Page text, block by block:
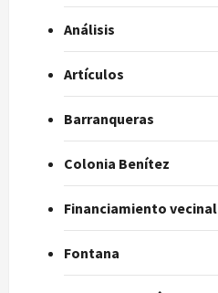
Análisis
Artículos
Barranqueras
Colonia Benítez
Financiamiento vecinal
Fontana